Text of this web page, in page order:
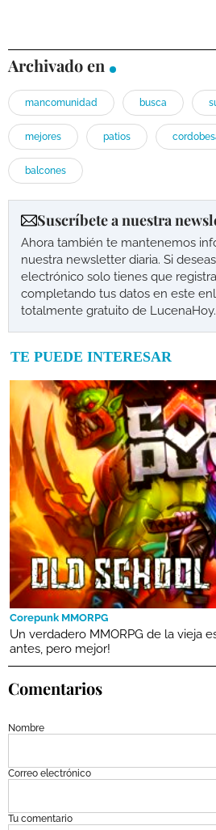
Archivado en
mancomunidad busca
mejores patios
balcones
Suscríbete a nuestra
Ahora también te mantenemos
nuestra newsletter diaria. Si
electrónico solo tienes que
completando tus datos en este
totalmente gratuito de LucenaHoy.
TE PUEDE INTERESAR
Corepunk MMORPG
Un verdadero MMORPG de la vieja
antes, pero mejor!
Comentarios
Nombre
Correo electrónico
Tu comentario